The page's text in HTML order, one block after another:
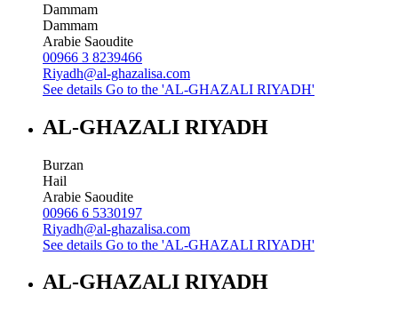
Dammam
Dammam
Arabie Saoudite
00966 3 8239466
Riyadh@al-ghazalisa.com
See details Go to the 'AL-GHAZALI RIYADH'
AL-GHAZALI RIYADH
Burzan
Hail
Arabie Saoudite
00966 6 5330197
Riyadh@al-ghazalisa.com
See details Go to the 'AL-GHAZALI RIYADH'
AL-GHAZALI RIYADH